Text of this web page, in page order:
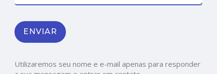
Utilizaremos seu nome e e-mail apenas para responder